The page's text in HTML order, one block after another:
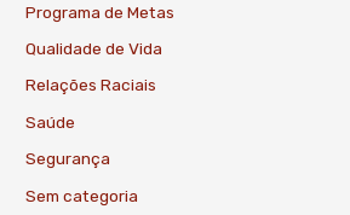
Programa de Metas
Qualidade de Vida
Relações Raciais
Saúde
Segurança
Sem categoria